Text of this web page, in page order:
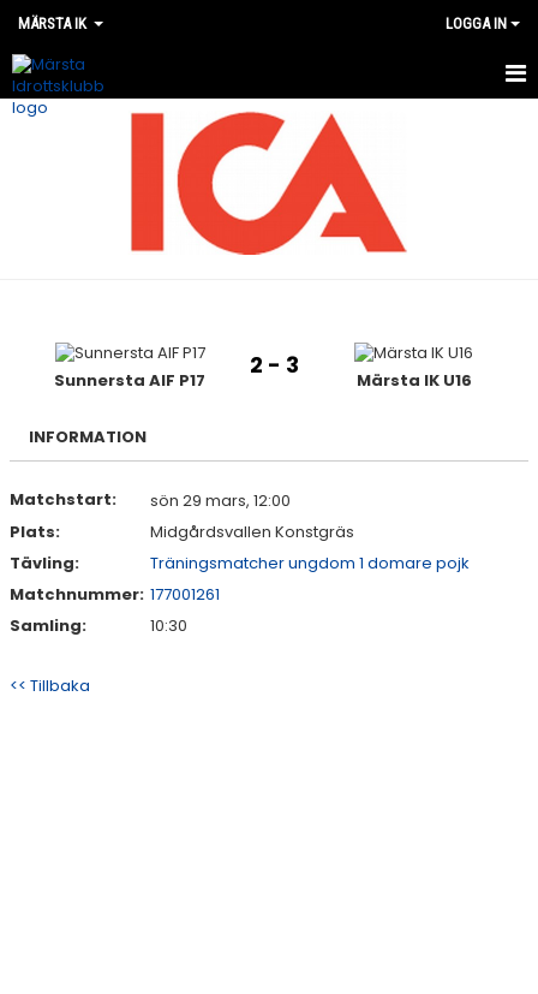
MÄRSTA IK LOGGA IN
VÅRA LAG
WEBSHOP
Sunnersta AIF P17
2 - 3
Märsta IK U16
INFORMATION
Matchstart:
sön 29 mars, 12:00
Plats:
Midgårdsvallen Konstgräs
Tävling:
Träningsmatcher ungdom 1 domare pojk
Matchnummer: 177001261
Samling:
10:30
<< Tillbaka